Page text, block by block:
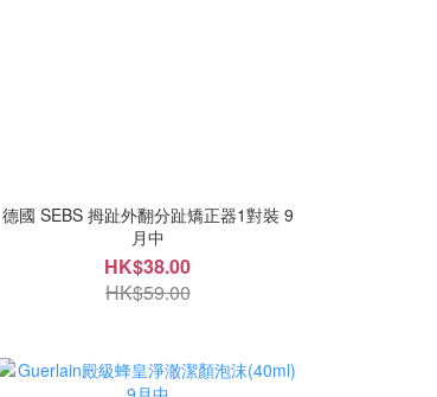
德國 SEBS 拇趾外翻分趾矯正器1對裝 9
月中
HK$38.00
HK$59.00